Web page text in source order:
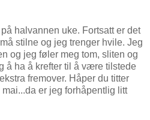
halvannen uke. Fortsatt er det
stilne og jeg trenger hvile. Jeg
og jeg føler meg tom, sliten og
å ha å krefter til å være tilstede
fremover. Håper du titter
er jeg forhåpentlig litt